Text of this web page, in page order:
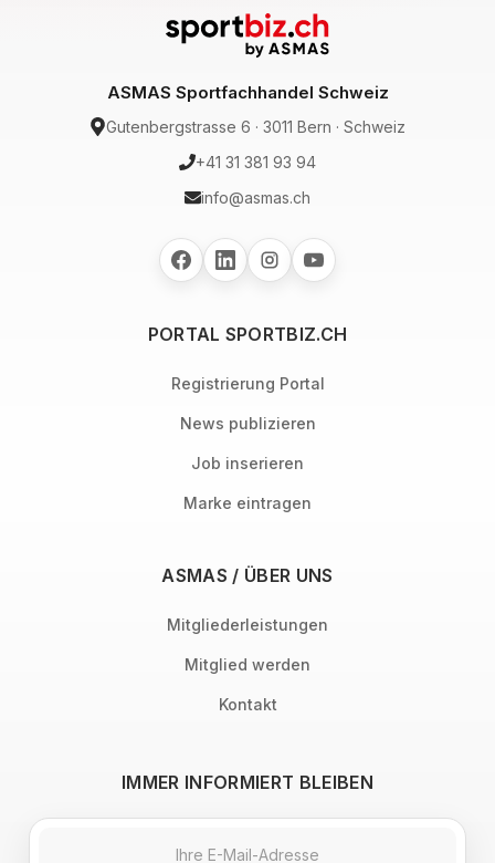
ASMAS Sportfachhandel Schweiz
Gutenbergstrasse 6 · 3011 Bern · Schweiz
+41 31 381 93 94
info@asmas.ch
PORTAL SPORTBIZ.CH
Registrierung Portal
News publizieren
Job inserieren
Marke eintragen
ASMAS / ÜBER UNS
Mitgliederleistungen
Mitglied werden
Kontakt
IMMER INFORMIERT BLEIBEN